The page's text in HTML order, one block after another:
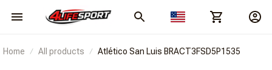
Home All products Atlético San Luis BRACT3FSD5P1535